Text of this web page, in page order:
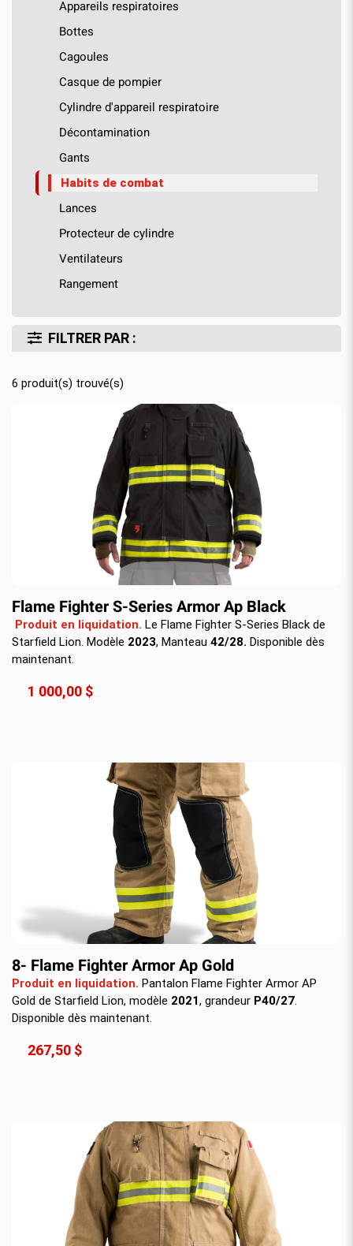
Appareils respiratoires
Bottes
Cagoules
Casque de pompier
Cylindre d'appareil respiratoire
Décontamination
Gants
Habits de combat
Lances
Protecteur de cylindre
Ventilateurs
Rangement
FILTRER PAR :
6 produit(s) trouvé(s)
Flame Fighter S-Series Armor Ap Black
Produit en liquidation. Le Flame Fighter S-Series Black de
Starfield Lion. Modèle 2023, Manteau 42/28. Disponible dès
maintenant.
1 000,00 $
8- Flame Fighter Armor Ap Gold
Produit en liquidation. Pantalon Flame Fighter Armor AP
Gold de Starfield Lion, modèle 2021, grandeur P40/27.
Disponible dès maintenant.
267,50 $